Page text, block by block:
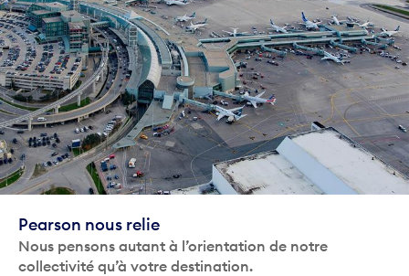
Pearson nous relie
Nous pensons autant à l’orientation de notre
collectivité qu’à votre destination.